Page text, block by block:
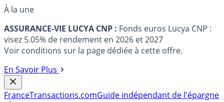
À la une
ASSURANCE-VIE LUCYA CNP : Fonds euros Lucya CNP :
visez 5.05% de rendement en 2026 et 2027
Voir conditions sur la page dédiée à cette offre.
En Savoir Plus
FranceTransactions.comGuide indépendant de l'épargne